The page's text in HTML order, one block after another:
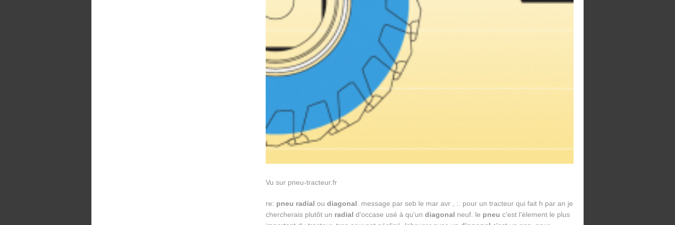
Vu sur pneu-tracteur.fr
re: pneu radial ou diagonal. message par seb le mar avr , :. pour un tracteur qui fait h par an je
chercherais plutôt un radial d'occase usé à qu'un diagonal neuf. le pneu c'est l'élement le plus